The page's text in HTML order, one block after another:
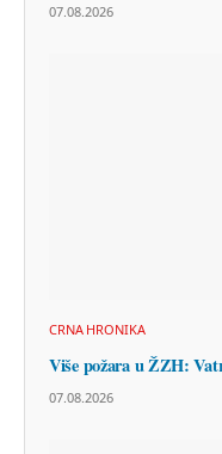
07.08.2026
CRNA HRONIKA
Više požara u ŽZH:
07.08.2026